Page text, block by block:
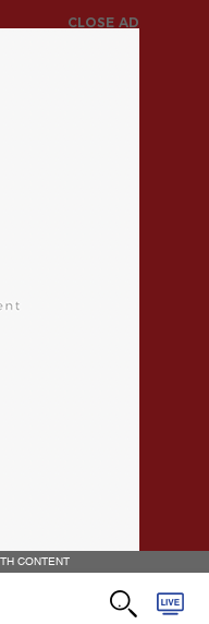
CLOSE AD
CONTENT